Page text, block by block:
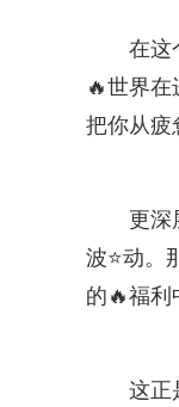
在这
🔥世界
把你从疲
更深
波⭐动。
的🔥福利
这正